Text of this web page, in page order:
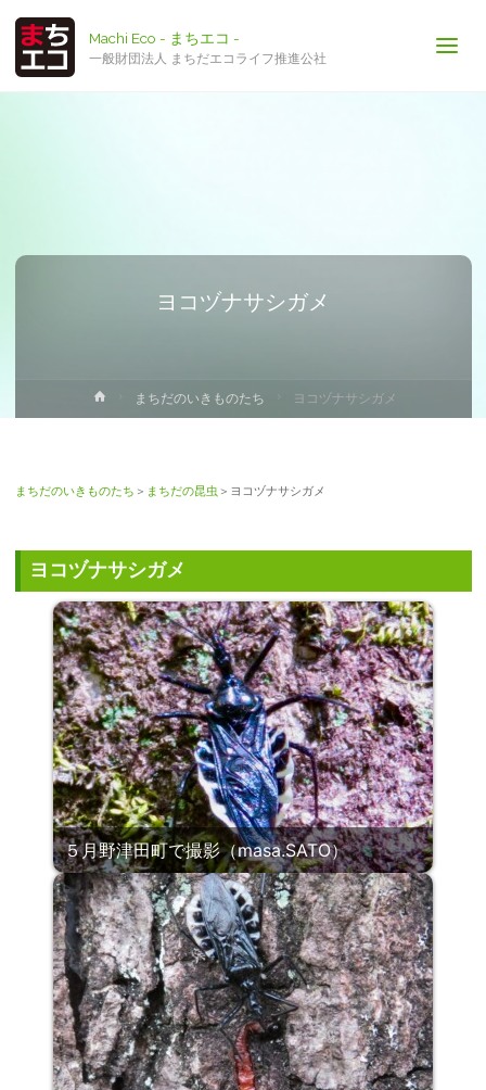
Machi Eco - まちエコ -
一般財団法人 まちだエコライフ推進公社
ヨコヅナサシガメ
ー
まちだのいきものたち ヨコヅナサシガメ
まちだのいきものたち ＞ まちだの昆虫 ＞ヨコヅナサシガメ
ヨコヅナサシガメ
５月野津田町で撮影（masa.SATO）